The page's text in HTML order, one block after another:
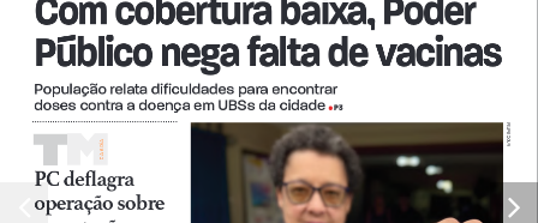
População relata dificuldades para encontrar
doses contra a doença em UBSs da cidade • P3
Com cobertura baixa, Poder
Público nega falta de vacinas
FELIPE COURI
PC defl  agra
operação sobre
Di
A A DiA